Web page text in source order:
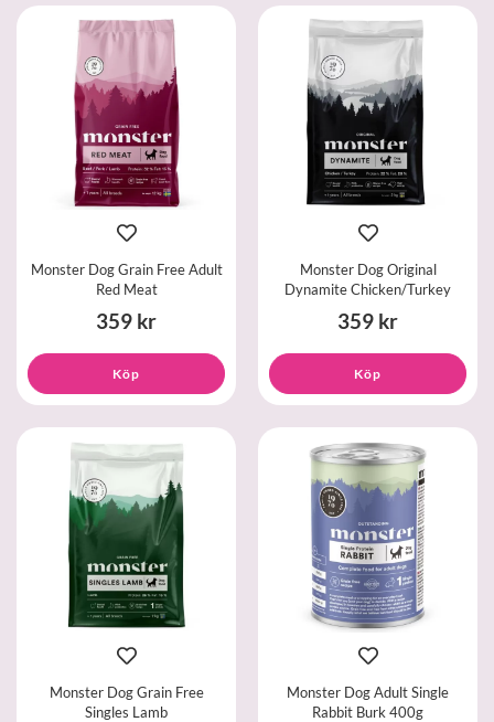
Monster Dog Grain Free Adult
Red Meat
359 kr
Köp
Monster Dog Original
Dynamite Chicken/Turkey
359 kr
Köp
Monster Dog Grain Free
Singles Lamb
Monster Dog Adult Single
Rabbit Burk 400g